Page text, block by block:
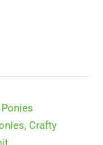
, Crafty